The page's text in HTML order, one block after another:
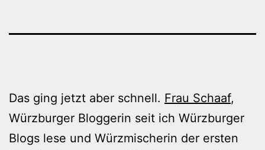
Das ging jetzt aber schnell. Frau Schaaf,
Würzburger Bloggerin seit ich Würzburger
Blogs lese und Würzmischerin der ersten